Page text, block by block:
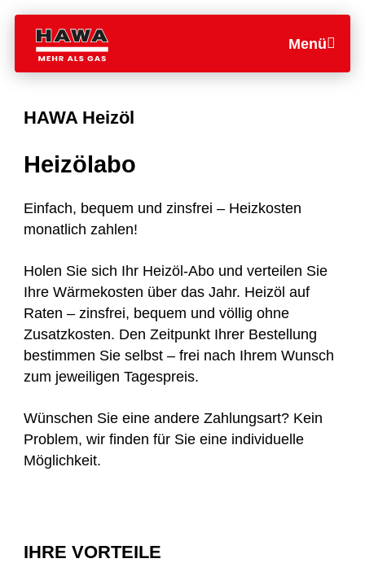
Menü
HAWA Heizöl
Heizölabo
Einfach, bequem und zinsfrei – Heizkosten
monatlich zahlen!
Holen Sie sich Ihr Heizöl-Abo und verteilen Sie
Ihre Wärmekosten über das Jahr. Heizöl auf
Raten – zinsfrei, bequem und völlig ohne
Zusatzkosten. Den Zeitpunkt Ihrer Bestellung
bestimmen Sie selbst – frei nach Ihrem Wunsch
zum jeweiligen Tagespreis.
Wünschen Sie eine andere Zahlungsart? Kein
Problem, wir finden für Sie eine individuelle
Möglichkeit.
IHRE VORTEILE